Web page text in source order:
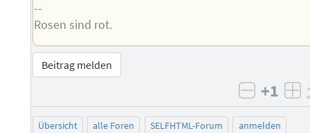
--
Rosen sind rot.
Beitrag melden
negativ
+1
Übersicht alle Foren SELFHTML-Forum
anmelden